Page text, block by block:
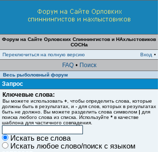
Форум на Сайте Орловских Спиннингистов и НАхлыстовиков
СОСНа
Переключиться на полную версию
Вход •
FAQ • Поиск
Весь рыболовный форум
Запрос
Ключевые слова:
Вы можете использовать + , чтобы определить слова, которые
должны быть в результатах, и - для слов, которых в результатах
быть не должно. Вы можете разделить слова символом | для
поиска любого слова из списка. Используйте * в качестве
шаблона для частичного совпадения.
Искать все слова
Искать любое слово/поиск с языком